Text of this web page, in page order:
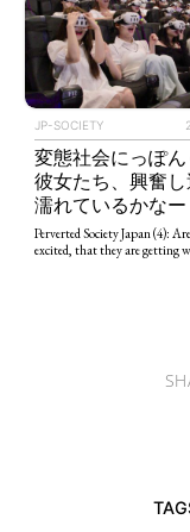
JP-SOCIETY
変態社会にっぽん
彼女たち、興奮し
濡れているかなー
Perverted Society Japan (4):
excited, that they are getting